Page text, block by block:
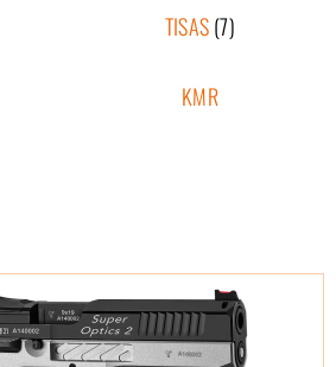
TISAS(7)
KMR